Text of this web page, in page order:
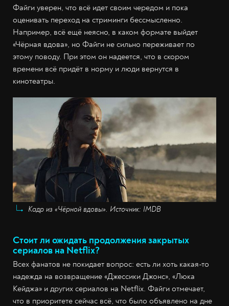
Файги уверен, что всё идет своим чередом и пока
оценивать переход на стриминги бессмысленно.
Например, всё ещё неясно, в каком формате выйдет
«Чёрная вдова», но Файги не сильно переживает по
этому поводу. При этом он надеется, что в скором
времени всё придёт в норму и люди вернутся в
кинотеатры.
Кадр из «Чёрной вдовы». Источник: IMDB
Стоит ли ожидать продолжения закрытых
сериалов на Netflix?
Всех фанатов не покидает вопрос: есть ли хоть какая-то
надежда на возвращение «Джессики Джонс», «Люка
Кейджа» и других сериалов на Netflix. Файги отмечает,
что в приоритете сейчас всё, что было объявлено на дне